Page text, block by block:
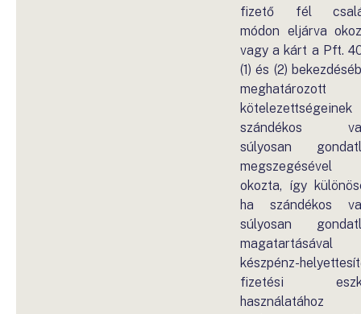
fizető fél
módon eljárva
vagy a kárt a Pft.
(1) és (2)
meghatározott
kötelezettségeinek
szándékos
súlyosan
megszegésével
okozta, így
ha szándékos
súlyosan
készpénz-
fizetési
használatához